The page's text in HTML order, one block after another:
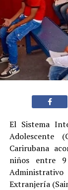
El Sistema
Adolescente
Carirubana
niños entre
Extranjería